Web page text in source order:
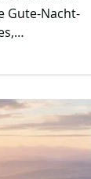
Erzählung
zeigt, wie viel
steckt. Eine